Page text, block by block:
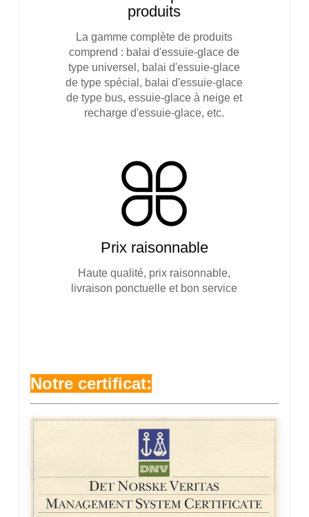
produits
La gamme complète de produits
comprend : balai d'essuie-glace de
type universel, balai d'essuie-glace
de type spécial, balai d'essuie-glace
de type bus, essuie-glace à neige et
recharge d'essuie-glace, etc.
Prix ​​raisonnable
Haute qualité, prix raisonnable,
livraison ponctuelle et bon service
Notre certificat: